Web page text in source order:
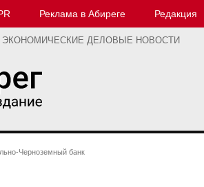
Реклама в Абиреге Редакция
ЭКОНОМИЧЕСКИЕ ДЕЛОВЫЕ НОВОСТИ
Черноземный банк